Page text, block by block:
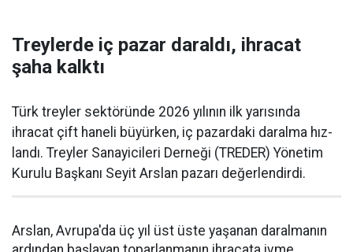
Treylerde iç pazar daraldı, ihracat
şaha kalktı
Türk treyler sektöründe 2026 yılının ilk yarısın­da
ihracat çift haneli bü­yürken, iç pazardaki daralma hız­
landı. Treyler Sanayicileri Der­neği (TREDER) Yönetim
Kurulu Başkanı Seyit Arslan pazarı değerlendirdi.
Arslan, Avrupa'da üç yıl üst üste yaşanan daralma­nın